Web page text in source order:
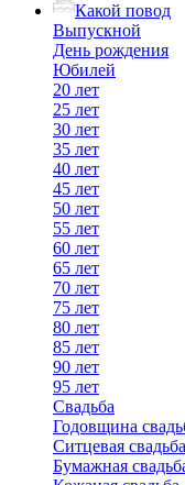
Какой повод
Выпускной
День рождения
Юбилей
20 лет
25 лет
30 лет
35 лет
40 лет
45 лет
50 лет
55 лет
60 лет
65 лет
70 лет
75 лет
80 лет
85 лет
90 лет
95 лет
Свадьба
Годовщина
Ситцевая свадьба
Бумажная